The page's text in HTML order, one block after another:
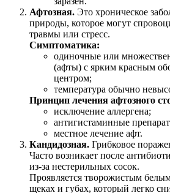
Афтозная. Это хроническое
природы, которое могут
травмы или стресс.
Симптоматика:
одиночные или
(афты) с ярким красным
центром;
температура обычно
Принцип лечения афтозного
исключение аллергена;
антигистаминные
местное лечение афт.
Кандидозная. Грибковое
Часто возникает после
из-за нестерильных сосок.
Проявляется творожистым
щеках и губах, который легко